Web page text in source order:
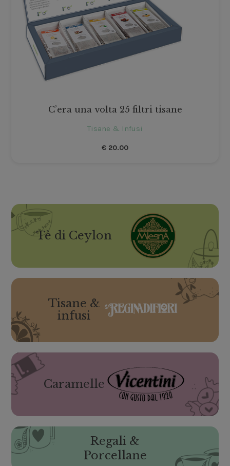
C’era una volta 25 filtri tisane
Tisane & Infusi
€ 20.00
Tè di Ceylon
Tisane &
infusi
Caramelle
Regali &
Porcellane